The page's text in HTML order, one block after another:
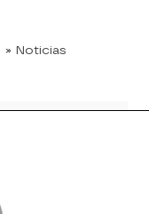
» Noticias